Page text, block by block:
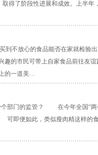
得了阶段性进展和成效。上半
不放心的食品能否在家就检验
的市民可带上自家食品前往友
的一道美…
部门的监管？ 在今年全国“两
即便如此，类似瘦肉精这样的